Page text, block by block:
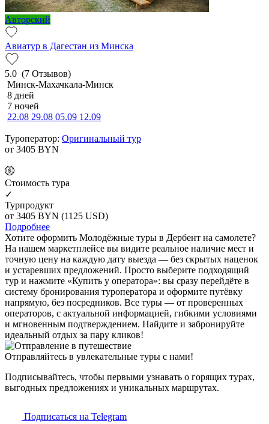
Авторский
Авиатур в Дагестан из Минска
5.0 (7 Отзывов)
Минск-Махачкала-Минск
8 дней
7 ночей
22.08 29.08 05.09 12.09
Туроператор: Оригинальный тур
от 3405 BYN
Cтоимость тура
✓
Турпродукт
от 3405 BYN (1125 USD)
Подробнее
Хотите оформить Молодёжные туры в Дербент на самолете?
На нашем маркетплейсе вы видите реальное наличие мест и
точную цену на каждую дату выезда — без скрытых наценок
и устаревших предложений. Просто выберите подходящий
тур и нажмите «Купить у оператора»: вы сразу перейдёте в
систему бронирования туроператора и оформите путёвку
напрямую, без посредников. Все туры — от проверенных
операторов, с актуальной информацией, гибкими условиями
и мгновенным подтверждением. Найдите и забронируйте
идеальный отдых за пару кликов!
Отправляйтесь в увлекательные туры с нами!
Подписывайтесь, чтобы первыми узнавать о горящих турах,
выгодных предложениях и уникальных маршрутах.
Подписаться на Telegram